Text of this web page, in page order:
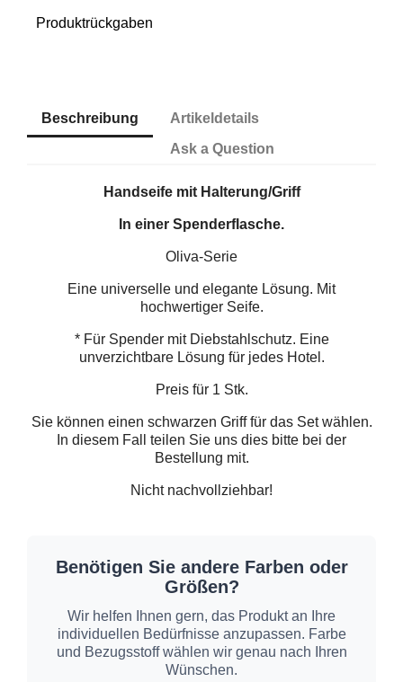
Produktrückgaben
Beschreibung
Artikeldetails
Ask a Question
Handseife mit Halterung/Griff
In einer Spenderflasche.
Oliva-Serie
Eine universelle und elegante Lösung. Mit
hochwertiger Seife.
* Für Spender mit Diebstahlschutz. Eine
unverzichtbare Lösung für jedes Hotel.
Preis für 1 Stk.
Sie können einen schwarzen Griff für das Set wählen.
In diesem Fall teilen Sie uns dies bitte bei der
Bestellung mit.
Nicht nachvollziehbar!
Benötigen Sie andere Farben oder
Größen?
Wir helfen Ihnen gern, das Produkt an Ihre
individuellen Bedürfnisse anzupassen. Farbe
und Bezugsstoff wählen wir genau nach Ihren
Wünschen.